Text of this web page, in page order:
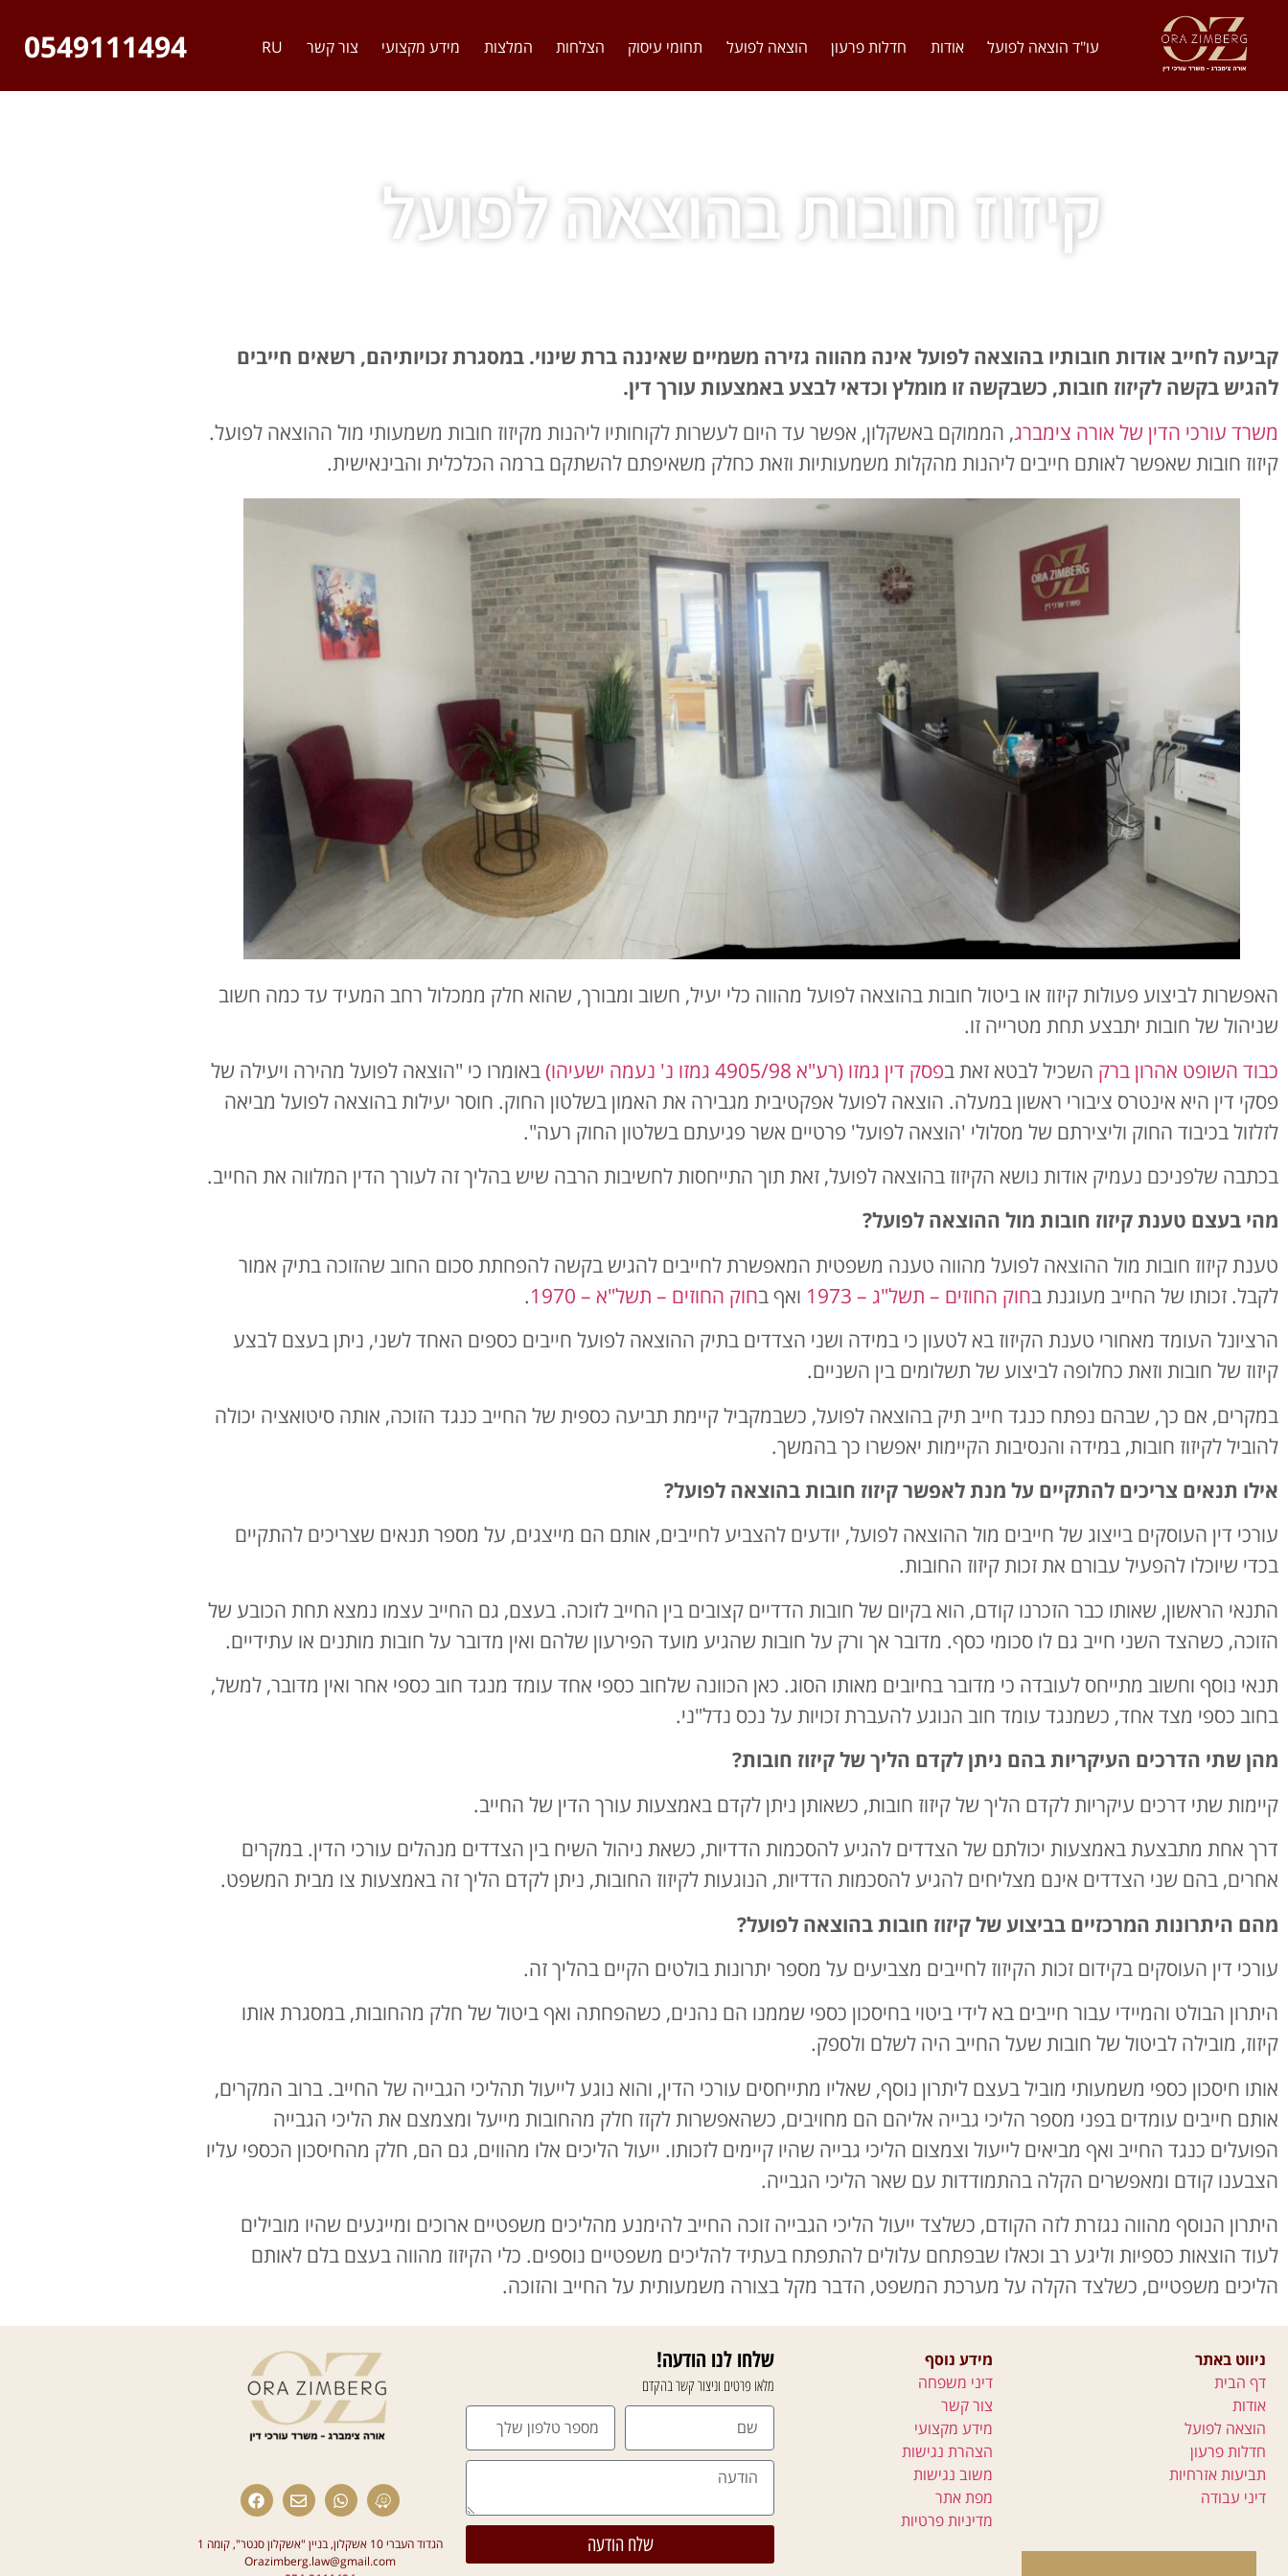
עו"ד הוצאה לפועל אודות חדלות פרעון הוצאה לפועל תחומי עיסוק הצלחות המלצות מידע מקצועי צור קשר RU
0549111494
קיזוז חובות בהוצאה לפועל
קביעה לחייב אודות חובותיו בהוצאה לפועל אינה מהווה גזירה משמיים שאיננה ברת שינוי. במסגרת זכויותיהם, רשאים חייבים
להגיש בקשה לקיזוז חובות, כשבקשה זו מומלץ וכדאי לבצע באמצעות עורך דין.
משרד עורכי הדין של אורה צימברג, הממוקם באשקלון, אפשר עד היום לעשרות לקוחותיו ליהנות מקיזוז חובות משמעותי מול ההוצאה לפועל.
קיזוז חובות שאפשר לאותם חייבים ליהנות מהקלות משמעותיות וזאת כחלק משאיפתם להשתקם ברמה הכלכלית והבינאישית.
האפשרות לביצוע פעולות קיזוז או ביטול חובות בהוצאה לפועל מהווה כלי יעיל, חשוב ומבורך, שהוא חלק ממכלול רחב המעיד עד כמה חשוב
שניהול של חובות יתבצע תחת מטרייה זו.
כבוד השופט אהרון ברק השכיל לבטא זאת בפסק דין גמזו (רע"א 4905/98 גמזו נ' נעמה ישעיהו)
באומרו כי "הוצאה לפועל מהירה ויעילה של
פסקי דין היא אינטרס ציבורי ראשון במעלה. הוצאה לפועל אפקטיבית מגבירה את האמון בשלטון החוק. חוסר יעילות בהוצאה לפועל מביאה
לזלזול בכיבוד החוק וליצירתם של מסלולי 'הוצאה לפועל' פרטיים אשר פגיעתם בשלטון החוק רעה".
בכתבה שלפניכם נעמיק אודות נושא הקיזוז בהוצאה לפועל, זאת תוך התייחסות לחשיבות הרבה שיש בהליך זה לעורך הדין המלווה את החייב.
מהי בעצם טענת קיזוז חובות מול ההוצאה לפועל?
טענת קיזוז חובות מול ההוצאה לפועל מהווה טענה משפטית המאפשרת לחייבים להגיש בקשה להפחתת סכום החוב שהזוכה בתיק אמור
לקבל. זכותו של החייב מעוגנת בחוק החוזים – תשל"ג – 1973 ואף בחוק החוזים – תשל"א – 1970
.
הרציונל העומד מאחורי טענת הקיזוז בא לטעון כי במידה ושני הצדדים בתיק ההוצאה לפועל חייבים כספים האחד לשני, ניתן בעצם לבצע
קיזוז של חובות וזאת כחלופה לביצוע של תשלומים בין השניים.
במקרים, אם כך, שבהם נפתח כנגד חייב תיק בהוצאה לפועל, כשבמקביל קיימת תביעה כספית של החייב כנגד הזוכה, אותה סיטואציה יכולה
להוביל לקיזוז חובות, במידה והנסיבות הקיימות יאפשרו כך בהמשך.
אילו תנאים צריכים להתקיים על מנת לאפשר קיזוז חובות בהוצאה לפועל?
עורכי דין העוסקים בייצוג של חייבים מול ההוצאה לפועל, יודעים להצביע לחייבים, אותם הם מייצגים, על מספר תנאים שצריכים להתקיים
בכדי שיוכלו להפעיל עבורם את זכות קיזוז החובות.
התנאי הראשון, שאותו כבר הזכרנו קודם, הוא בקיום של חובות הדדיים קצובים בין החייב לזוכה. בעצם, גם החייב עצמו נמצא תחת הכובע של
הזוכה, כשהצד השני חייב גם לו סכומי כסף. מדובר אך ורק על חובות שהגיע מועד הפירעון שלהם ואין מדובר על חובות מותנים או עתידיים.
תנאי נוסף וחשוב מתייחס לעובדה כי מדובר בחיובים מאותו הסוג. כאן הכוונה שלחוב כספי אחד עומד מנגד חוב כספי אחר ואין מדובר, למשל,
בחוב כספי מצד אחד, כשמנגד עומד חוב הנוגע להעברת זכויות על נכס נדל"ני.
מהן שתי הדרכים העיקריות בהם ניתן לקדם הליך של קיזוז חובות?
קיימות שתי דרכים עיקריות לקדם הליך של קיזוז חובות, כשאותן ניתן לקדם באמצעות עורך הדין של החייב.
דרך אחת מתבצעת באמצעות יכולתם של הצדדים להגיע להסכמות הדדיות, כשאת ניהול השיח בין הצדדים מנהלים עורכי הדין. במקרים
אחרים, בהם שני הצדדים אינם מצליחים להגיע להסכמות הדדיות, הנוגעות לקיזוז החובות, ניתן לקדם הליך זה באמצעות צו מבית המשפט.
מהם היתרונות המרכזיים בביצוע של קיזוז חובות בהוצאה לפועל?
עורכי דין העוסקים בקידום זכות הקיזוז לחייבים מצביעים על מספר יתרונות בולטים הקיים בהליך זה.
היתרון הבולט והמיידי עבור חייבים בא לידי ביטוי בחיסכון כספי שממנו הם נהנים, כשהפחתה ואף ביטול של חלק מהחובות, במסגרת אותו
קיזוז, מובילה לביטול של חובות שעל החייב היה לשלם ולספק.
אותו חיסכון כספי משמעותי מוביל בעצם ליתרון נוסף, שאליו מתייחסים עורכי הדין, והוא נוגע לייעול תהליכי הגבייה של החייב. ברוב המקרים,
אותם חייבים עומדים בפני מספר הליכי גבייה אליהם הם מחויבים, כשהאפשרות לקזז חלק מהחובות מייעל ומצמצם את הליכי הגבייה
הפועלים כנגד החייב ואף מביאים לייעול וצמצום הליכי גבייה שהיו קיימים לזכותו. ייעול הליכים אלו מהווים, גם הם, חלק מהחיסכון הכספי עליו
הצבענו קודם ומאפשרים הקלה בהתמודדות עם שאר הליכי הגבייה.
היתרון הנוסף מהווה נגזרת לזה הקודם, כשלצד ייעול הליכי הגבייה זוכה החייב להימנע מהליכים משפטיים ארוכים ומייגעים שהיו מובילים
לעוד הוצאות כספיות וליגע רב וכאלו שבפתחם עלולים להתפתח בעתיד להליכים משפטיים נוספים. כלי הקיזוז מהווה בעצם בלם לאותם
הליכים משפטיים, כשלצד הקלה על מערכת המשפט, הדבר מקל בצורה משמעותית על החייב והזוכה.
ניווט באתר
דף הבית
אודות
הוצאה לפועל
חדלות פרעון
תביעות אזרחיות
דיני עבודה
מידע נוסף
דיני משפחה
צור קשר
מידע מקצועי
הצהרת נגישות
משוב נגישות
מפת אתר
מדיניות פרטיות
שלחו לנו הודעה!
מלאו פרטים וניצור קשר בהקדם
שלח הודעה
הגדוד העברי 10 אשקלון, בניין "אשקלון סנטר", קומה 1
Orazimberg.law@gmail.com